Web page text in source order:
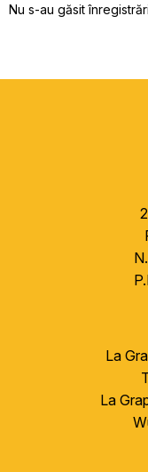
Nu s-au găsit
La
La